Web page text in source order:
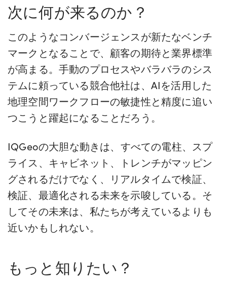
次に何が来るのか？
このようなコンバージェンスが新たなベンチ
マークとなることで、顧客の期待と業界標準
が高まる。手動のプロセスやバラバラのシス
テムに頼っている競合他社は、AIを活用した
地理空間ワークフローの敏捷性と精度に追い
つこうと躍起になることだろう。
IQGeoの大胆な動きは、すべての電柱、スプ
ライス、キャビネット、トレンチがマッピン
グされるだけでなく、リアルタイムで検証、
検証、最適化される未来を示唆している。そ
してその未来は、私たちが考えているよりも
近いかもしれない。
もっと知りたい？